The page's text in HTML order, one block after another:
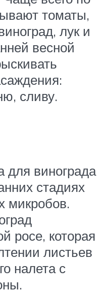
томаты,
лук и
весной
сливу.
для винограда
стадиях
микробов.
росе, которая
листьев
налета с